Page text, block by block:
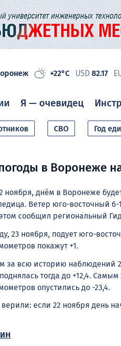
+22°C USD 82.17
Я — очевидец
СВО Год
в Воронеже
ноября, днём в Воронеже
Ветер юго-восточный
сообщил региональный
23 ноября, подует юго-
покажут +1.
за всю историю наблюдений
тогда до +12,4.
опустились до -23,4.
если 22 ноября день